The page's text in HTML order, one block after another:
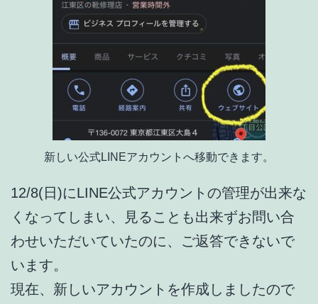
新しい公式LINEアカウントへ移動できます。
12/8(日)にLINE公式アカウントの管理が出来な
くなってしまい、見ることも出来ずお問い合
わせいただいていたのに、ご返答できないで
います。
現在、新しいアカウントを作成しましたので